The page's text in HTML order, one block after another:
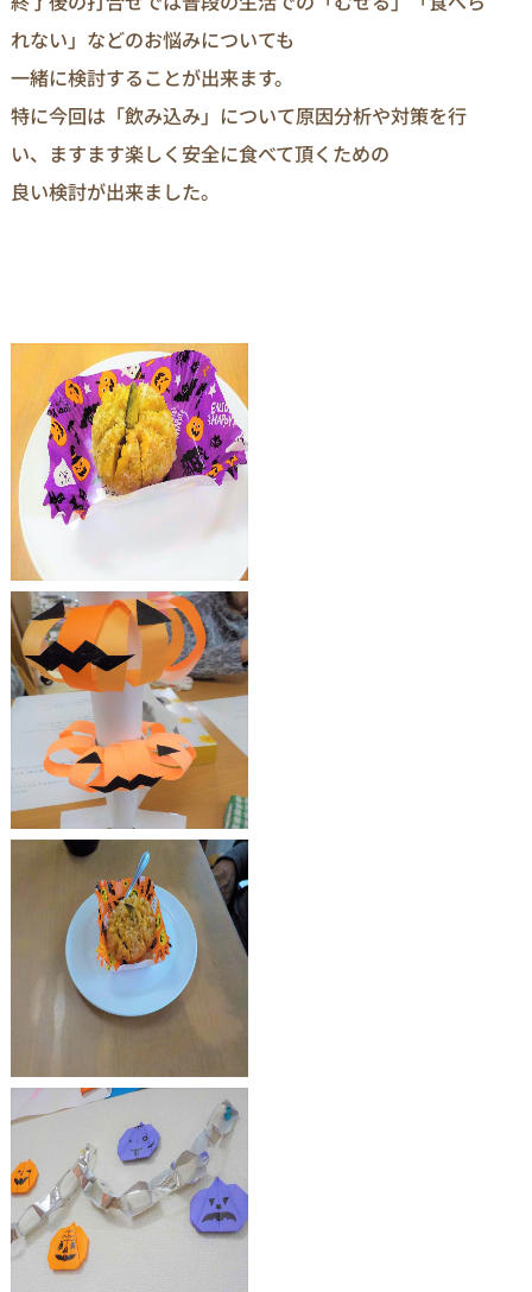
れない」などのお悩みについても
一緒に検討することが出来ます。
特に今回は「飲み込み」について原因分析や対策を行
い、ますます楽しく安全に食べて頂くための
良い検討が出来ました。